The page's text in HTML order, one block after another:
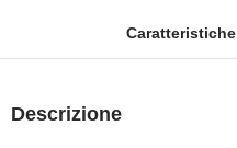
Caratteristiche
Descrizione